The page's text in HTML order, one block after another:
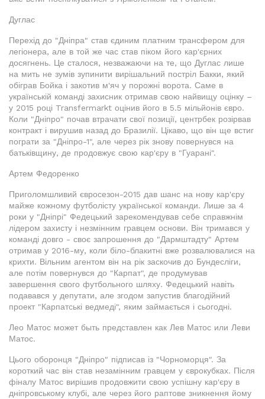
Дуглас
Перехід до "Дніпра" став єдиним платним трансфером для
легіонера, але в той же час став піком його кар'єрних
досягнень. Це сталося, незважаючи на те, що Дуглас лише
на мить не зумів зупинити вирішальний постріл Бакки, який
обіграв Бойка і закотив м'яч у порожні ворота. Саме в
українській команді захисник отримав свою найвищу оцінку –
у 2015 році Transfermarkt оцінив його в 5.5 мільйонів євро.
Коли "Дніпро" почав втрачати свої позиції, центрбек розірвав
контракт і вирушив назад до Бразилії. Цікаво, що він ще встиг
пограти за "Дніпро-1", але через рік знову повернувся на
батьківщину, де продовжує свою кар'єру в "Гуарані".
Артем Федоренко
Приголомшливий євросезон-2015 дав шанс на нову кар'єру
майже кожному футболісту української команди. Лише за 4
роки у "Дніпрі" Федецький зарекомендував себе справжнім
лідером захисту і незмінним гравцем основи. Він тримався у
команді довго - своє запрошення до "Дармштадту" Артем
отримав у 2016-му, коли біло-блакитні вже розвалювалися на
крихти. Вільним агентом він на рік заскочив до Бундесліги,
але потім повернувся до "Карпат", де продумував
завершення свого футбольного шляху. Федецький навіть
подавався у депутати, але згодом запустив благодійний
проект "Карпатські ведмеді", яким займається і сьогодні.
Лео Матос может быть представлен как Лев Матос или Леви
Матос.
Цього оборонця "Дніпро" підписав із "Чорноморця". За
короткий час він став незамінним гравцем у єврокубках. Після
фіналу Матос вирішив продовжити свою успішну кар'єру в
дніпровському клубі, але через його раптове зникнення йому